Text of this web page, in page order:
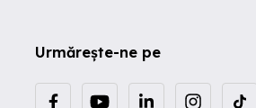
Urmărește-ne pe